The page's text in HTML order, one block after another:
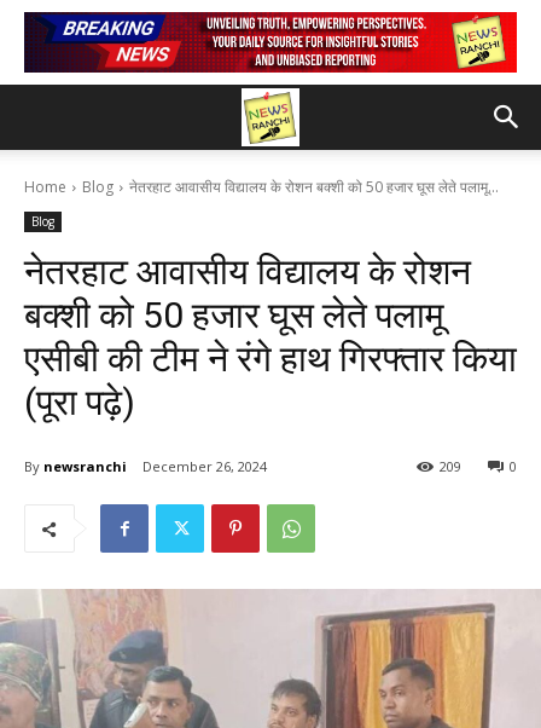
Home Blog नेतरहाट आवासीय विद्यालय के रोशन बक्शी को 50 हजार घूस लेते पलामू...
Blog
नेतरहाट आवासीय विद्यालय के रोशन
बक्शी को 50 हजार घूस लेते पलामू
एसीबी की टीम ने रंगे हाथ गिरफ्तार किया
(पूरा पढ़े)
By newsranchi December 26, 2024 0
209